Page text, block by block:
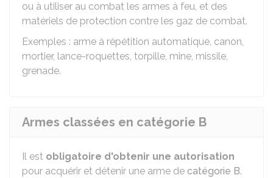
ou à utiliser au combat les armes à feu, et des
matériels de protection contre les gaz de combat.
Exemples : arme à répétition automatique, canon,
mortier, lance-roquettes, torpille, mine, missile,
grenade.
Armes classées en catégorie B
Il est obligatoire d'obtenir une autorisation
pour acquérir et détenir une arme de catégorie B.